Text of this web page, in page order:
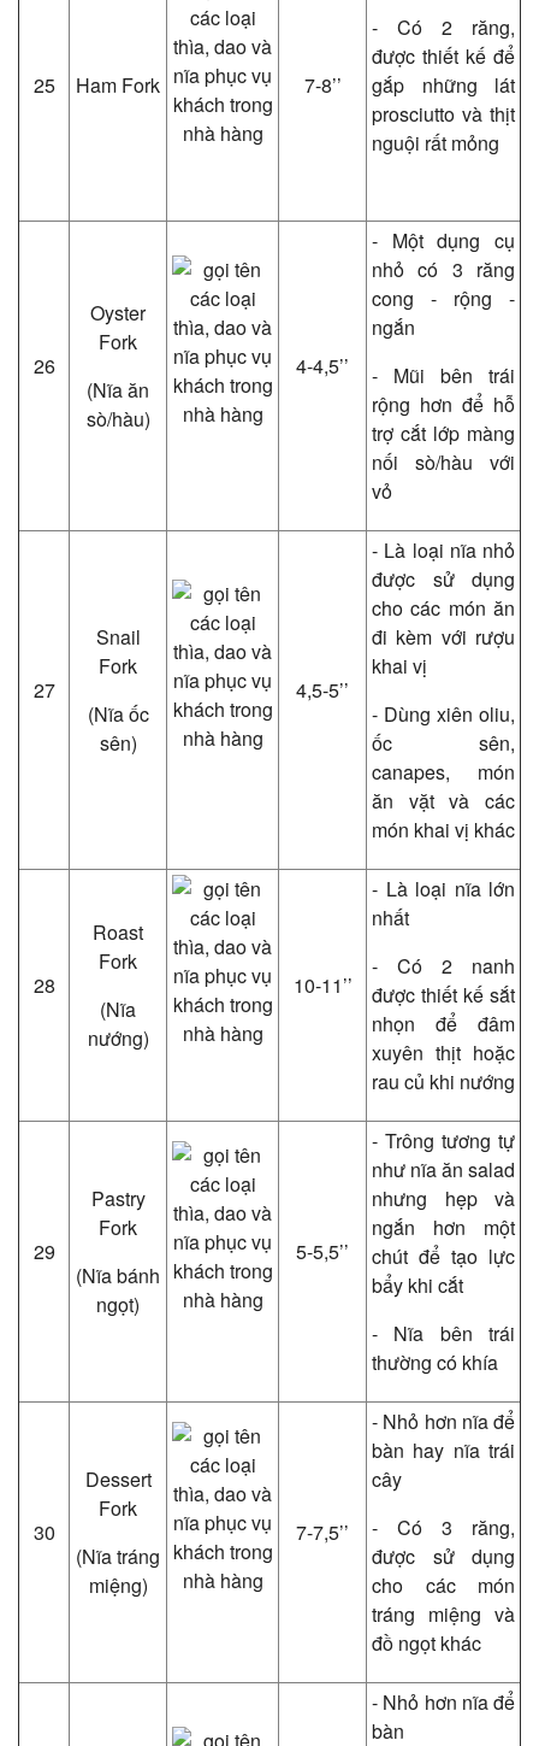
25 Ham Fork 7-8’’
- Có 2 răng,
được thiết kế để
gắp những lát
prosciutto và thịt
nguội rất mỏng
26
Oyster
Fork
(Nĩa ăn
sò/hàu)
4-4,5’’
- Một dụng cụ
nhỏ có 3 răng
cong - rộng -
ngắn
- Mũi bên trái
rộng hơn để hỗ
trợ cắt lớp màng
nối sò/hàu với
vỏ
27
Snail
Fork
(Nĩa ốc
sên)
4,5-5’’
- Là loại nĩa nhỏ
được sử dụng
cho các món ăn
đi kèm với rượu
khai vị
- Dùng xiên oliu,
ốc sên,
canapes, món
ăn vặt và các
món khai vị khác
28
Roast
Fork
(Nĩa
nướng)
10-11’’
- Là loại nĩa lớn
nhất
- Có 2 nanh
được thiết kế sắt
nhọn để đâm
xuyên thịt hoặc
rau củ khi nướng
29
Pastry
Fork
(Nĩa bánh
ngọt)
5-5,5’’
- Trông tương tự
như nĩa ăn salad
nhưng hẹp và
ngắn hơn một
chút để tạo lực
bẩy khi cắt
- Nĩa bên trái
thường có khía
30
Dessert
Fork
(Nĩa tráng
miệng)
7-7,5’’
- Nhỏ hơn nĩa để
bàn hay nĩa trái
cây
- Có 3 răng,
được sử dụng
cho các món
tráng miệng và
đồ ngọt khác
- Nhỏ hơn nĩa để
bàn